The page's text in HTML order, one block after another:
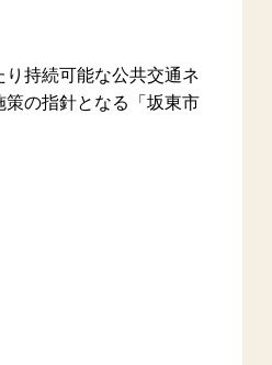
持続可能な公共交通ネ
の指針となる「坂東市